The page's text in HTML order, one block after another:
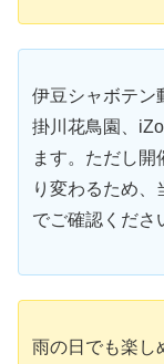
伊豆シャボテン
掛川花鳥園、
ます。ただし開
り変わるため、
でご確認くださ
雨の日でも楽し